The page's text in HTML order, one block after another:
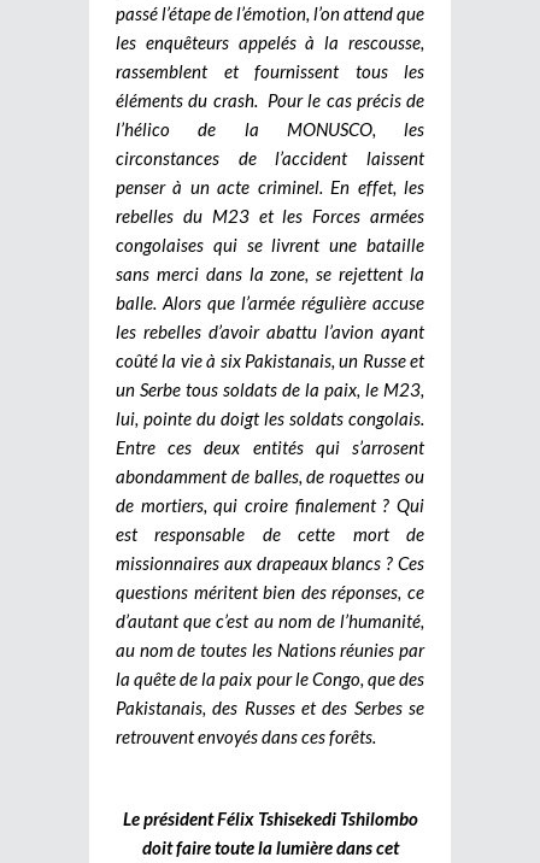
passé l’étape de l’émotion, l’on attend que
les enquêteurs appelés à la rescousse,
rassemblent et fournissent tous les
éléments du crash. Pour le cas précis de
l’hélico de la MONUSCO, les
circonstances de l’accident laissent
penser à un acte criminel. En effet, les
rebelles du M23 et les Forces armées
congolaises qui se livrent une bataille
sans merci dans la zone, se rejettent la
balle. Alors que l’armée régulière accuse
les rebelles d’avoir abattu l’avion ayant
coûté la vie à six Pakistanais, un Russe et
un Serbe tous soldats de la paix, le M23,
lui, pointe du doigt les soldats congolais.
Entre ces deux entités qui s’arrosent
abondamment de balles, de roquettes ou
de mortiers, qui croire finalement ? Qui
est responsable de cette mort de
missionnaires aux drapeaux blancs ? Ces
questions méritent bien des réponses, ce
d’autant que c’est au nom de l’humanité,
au nom de toutes les Nations réunies par
la quête de la paix pour le Congo, que des
Pakistanais, des Russes et des Serbes se
retrouvent envoyés dans ces forêts.
Le président Félix Tshisekedi Tshilombo
doit faire toute la lumière dans cet